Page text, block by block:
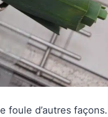
foule d’autres façons.